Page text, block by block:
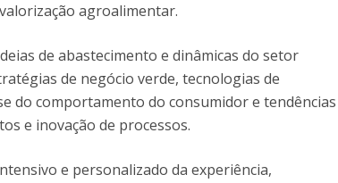
agroalimentar.
de abastecimento e dinâmicas do setor
de negócio verde, tecnologias de
do comportamento do consumidor e tendências
e inovação de processos.
e personalizado da experiência,